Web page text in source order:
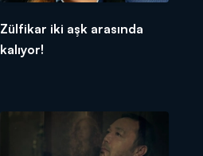
Zülfikar iki aşk arasında
kalıyor!